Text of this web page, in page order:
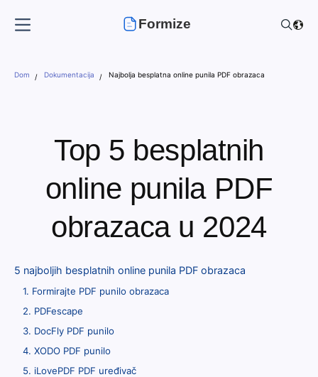
Formize
Dom Dokumentacija Najbolja besplatna online punila PDF obrazaca
Top 5 besplatnih
online punila PDF
obrazaca u 2024
5 najboljih besplatnih online punila PDF obrazaca
1. Formirajte PDF punilo obrazaca
2. PDFescape
3. DocFly PDF punilo
4. XODO PDF punilo
5. iLovePDF PDF uređivač